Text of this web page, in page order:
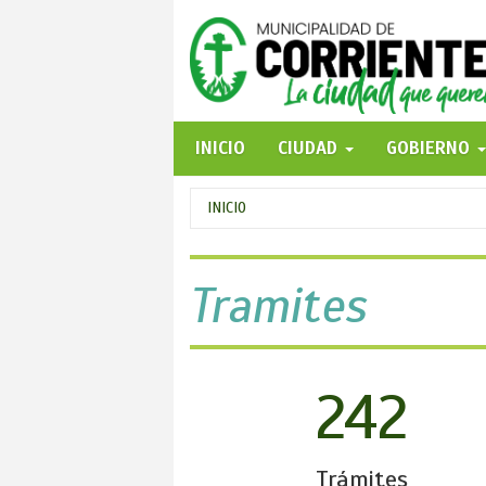
INICIO CIUDAD GOBIERNO
Se
encuentra
usted
aquí
INICIO
Tramites
242
Trámites